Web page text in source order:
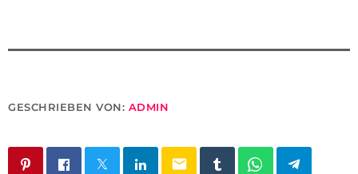
GESCHRIEBEN VON: ADMIN
email